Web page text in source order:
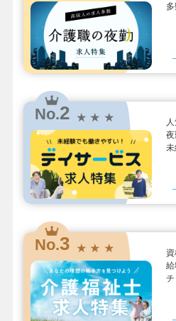
No.2 ★ ★ ★
夜
未
No.3 ★ ★ ★
チ